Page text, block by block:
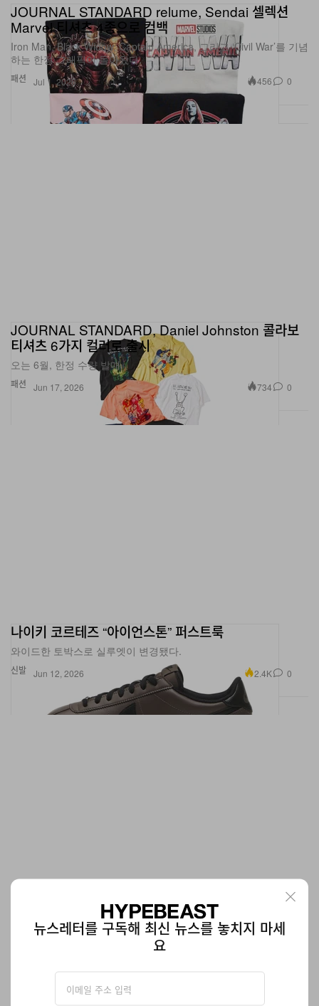
패션
JOURNAL STANDARD relume, Sendai 셀렉션
Marvel 티셔츠 4종으로 컴백
Iron Man, Black Widow, Captain America, 그리고 ‘Civil War’를 기념
하는 한정 그래픽이 돌아왔다.
Jul 1, 2026 456 0
패션
JOURNAL STANDARD, Daniel Johnston 콜라보
티셔츠 6가지 컬러로 출시
오는 6월, 한정 수량 발매.
Jun 17, 2026 734 0
신발
나이키 코르테즈 “아이언스톤” 퍼스트룩
와이드한 토박스로 실루엣이 변경됐다.
Jun 12, 2026 2.4K 0
키스 x 버켄스탁 2026 여름 샌들 컬렉션 공개
취리히와 암스테르담 두가지 모델로 출시된다.
뉴스레터를 구독해 최신 뉴스를 놓치지 마세
요